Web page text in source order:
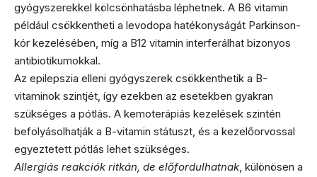
gyógyszerekkel kölcsönhatásba léphetnek. A B6 vitamin
például csökkentheti a levodopa hatékonyságát Parkinson-
kór kezelésében, míg a B12 vitamin interferálhat bizonyos
antibiotikumokkal.
Az epilepszia elleni gyógyszerek csökkenthetik a B-
vitaminok szintjét, így ezekben az esetekben gyakran
szükséges a pótlás. A kemoterápiás kezelések szintén
befolyásolhatják a B-vitamin státuszt, és a kezelőorvossal
egyeztetett pótlás lehet szükséges.
Allergiás reakciók ritkán, de előfordulhatnak, különösen a